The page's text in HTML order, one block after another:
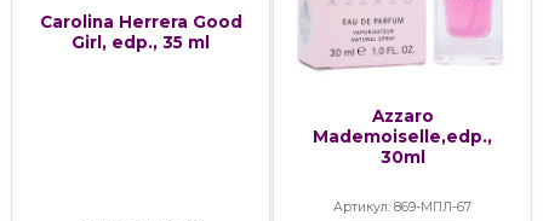
Carolina Herrera Good
Girl, edp., 35 ml
Azzaro
Mademoiselle,edp.,
30ml
Артикул: 869-МПЛ-67